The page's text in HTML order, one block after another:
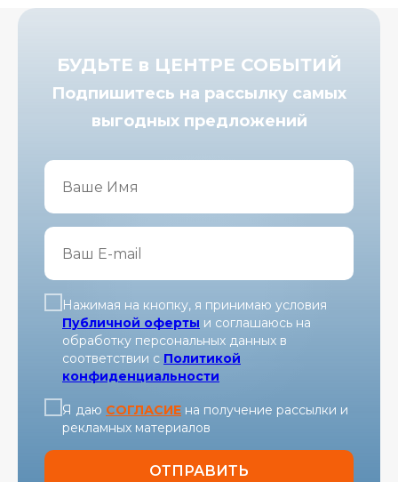
БУДЬТЕ в ЦЕНТРЕ СОБЫТИЙ
Подпишитесь на рассылку самых
выгодных предложений
Нажимая на кнопку, я принимаю условия
Публичной оферты и соглашаюсь на
обработку персональных данных в
соответствии c Политикой
конфиденциальности
Я даю СОГЛАСИЕ на получение рассылки и
рекламных материалов
ОТПРАВИТЬ